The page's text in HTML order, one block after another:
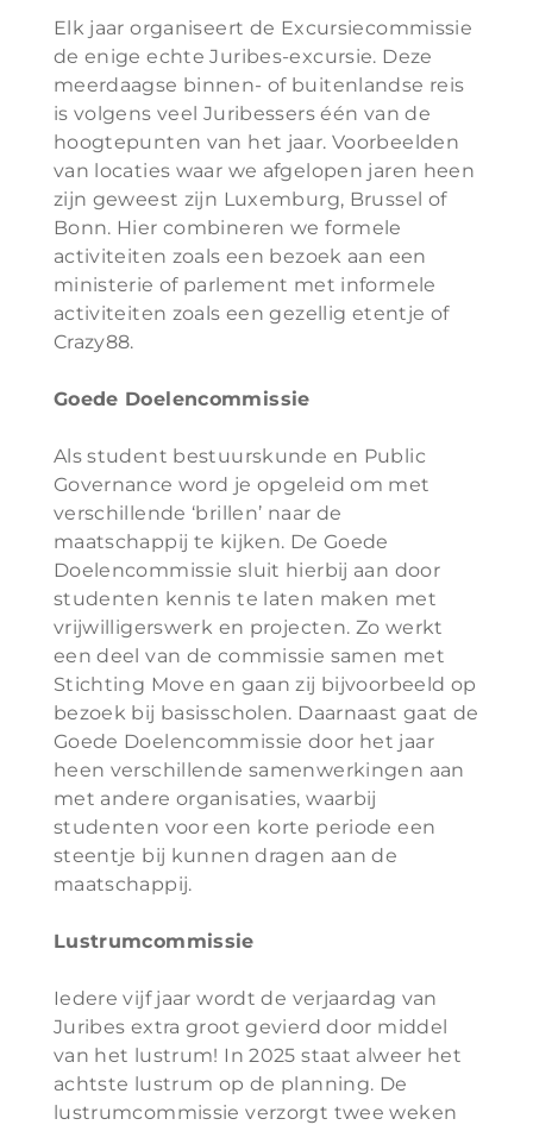
Elk jaar organiseert de Excursiecommissie
de enige echte Juribes-excursie. Deze
meerdaagse binnen- of buitenlandse reis
is volgens veel Juribessers één van de
hoogtepunten van het jaar. Voorbeelden
van locaties waar we afgelopen jaren heen
zijn geweest zijn Luxemburg, Brussel of
Bonn. Hier combineren we formele
activiteiten zoals een bezoek aan een
ministerie of parlement met informele
activiteiten zoals een gezellig etentje of
Crazy88.
Goede Doelencommissie
Als student bestuurskunde en Public
Governance word je opgeleid om met
verschillende ‘brillen’ naar de
maatschappij te kijken. De Goede
Doelencommissie sluit hierbij aan door
studenten kennis te laten maken met
vrijwilligerswerk en projecten. Zo werkt
een deel van de commissie samen met
Stichting Move en gaan zij bijvoorbeeld op
bezoek bij basisscholen. Daarnaast gaat de
Goede Doelencommissie door het jaar
heen verschillende samenwerkingen aan
met andere organisaties, waarbij
studenten voor een korte periode een
steentje bij kunnen dragen aan de
maatschappij.
Lustrumcommissie
Iedere vijf jaar wordt de verjaardag van
Juribes extra groot gevierd door middel
van het lustrum! In 2025 staat alweer het
achtste lustrum op de planning. De
lustrumcommissie verzorgt twee weken